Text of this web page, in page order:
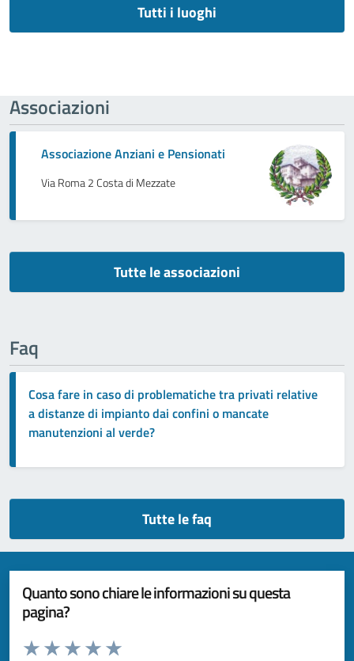
Tutti i luoghi
Associazioni
Associazione Anziani e Pensionati
Via Roma 2 Costa di Mezzate
Tutte le associazioni
Faq
Cosa fare in caso di problematiche tra privati relative
a distanze di impianto dai confini o mancate
manutenzioni al verde?
Tutte le faq
Quanto sono chiare le informazioni su questa
pagina?
Valuta da 1 a 5 stelle la pagina